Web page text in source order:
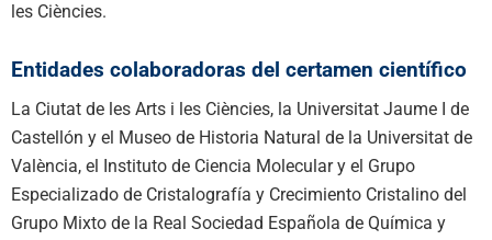
les Ciències.
Entidades colaboradoras del certamen científico
La Ciutat de les Arts i les Ciències, la Universitat Jaume I de
Castellón y el Museo de Historia Natural de la Universitat de
València, el Instituto de Ciencia Molecular y el Grupo
Especializado de Cristalografía y Crecimiento Cristalino del
Grupo Mixto de la Real Sociedad Española de Química y